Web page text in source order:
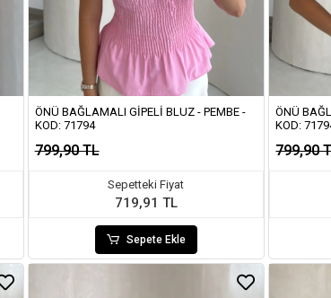
ÖNÜ BAĞLAMALI GIPELI BLUZ - PEMBE -
KOD: 71794
799,90 TL
Sepetteki Fiyat
719,91 TL
Sepete Ekle
ÖNÜ
KOD:
799,90